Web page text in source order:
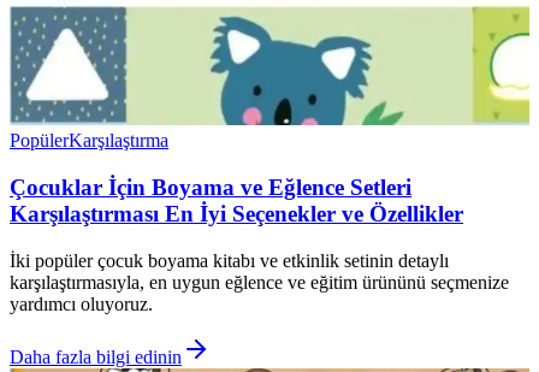
PopülerKarşılaştırma
Çocuklar İçin Boyama ve Eğlence Setleri
Karşılaştırması En İyi Seçenekler ve Özellikler
İki popüler çocuk boyama kitabı ve etkinlik setinin detaylı
karşılaştırmasıyla, en uygun eğlence ve eğitim ürününü seçmenize
yardımcı oluyoruz.
Daha fazla bilgi edinin